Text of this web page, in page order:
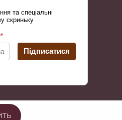
та спеціальні
скриньку
*
Підписатися